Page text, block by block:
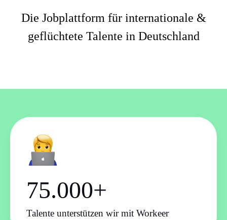
Die Jobplattform für internationale &
geflüchtete Talente in Deutschland
75.000+
Talente unterstützen wir mit Workeer